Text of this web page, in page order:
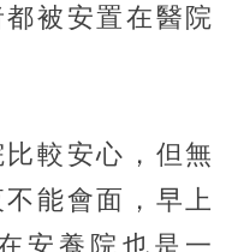
被安置在醫院
較安心，但無
能會面，早上
安養院也是一